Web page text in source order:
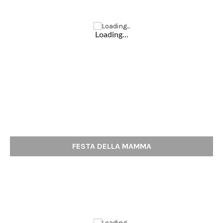
Loading...
FESTA DELLA MAMMA